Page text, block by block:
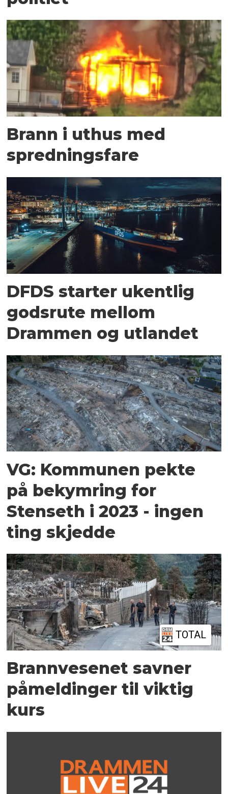
Brann i uthus med
spredningsfare
DFDS starter ukentlig
godsrute mellom
Drammen og utlandet
VG: Kommunen pekte
på bekymring for
Stenseth i 2023 - ingen
ting skjedde
TOTAL
Brannvesenet savner
påmeldinger til viktig
kurs